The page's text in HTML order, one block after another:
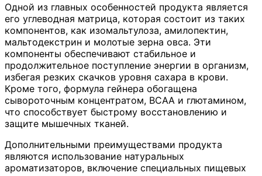
Одной из главных особенностей продукта является
его углеводная матрица, которая состоит из таких
компонентов, как изомальтулоза, амилопектин,
мальтодекстрин и молотые зерна овса. Эти
компоненты обеспечивают стабильное и
продолжительное поступление энергии в организм,
избегая резких скачков уровня сахара в крови.
Кроме того, формула гейнера обогащена
сывороточным концентратом, BCAA и глютамином,
что способствует быстрому восстановлению и
защите мышечных тканей.
Дополнительными преимуществами продукта
являются использование натуральных
ароматизаторов, включение специальных пищевых